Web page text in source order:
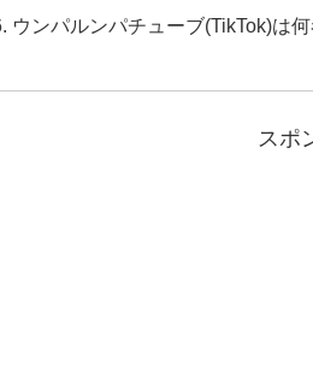
ウンパルンパチューブ(TikTok)は
スポ